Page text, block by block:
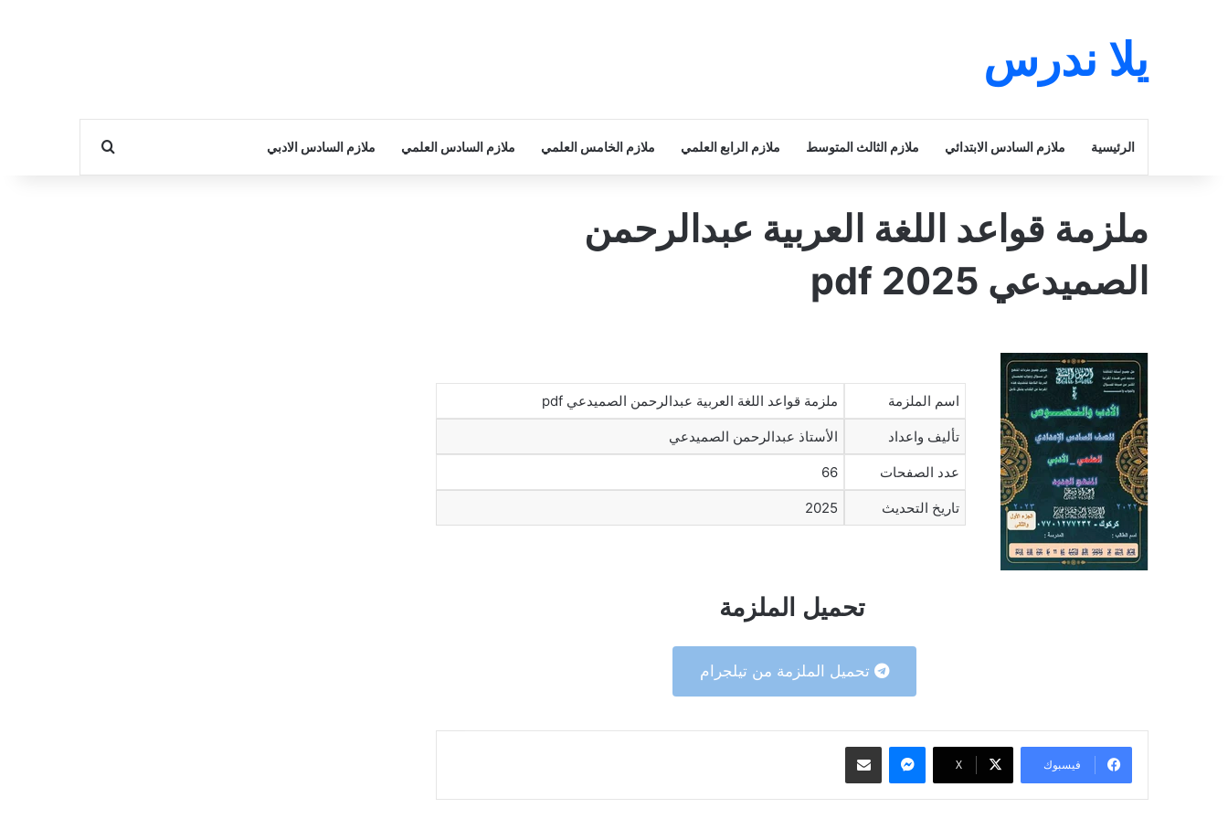
يلا ندرس
الرئيسية ملازم السادس الابتدائي ملازم الثالث المتوسط ملازم الرابع العلمي ملازم الخامس العلمي ملازم السادس العلمي ملازم السادس الادبي بحث عن
ملزمة قواعد اللغة العربية عبدالرحمن
الصميدعي 2025 pdf
اسم الملزمة ملزمة قواعد اللغة العربية عبدالرحمن الصميدعي pdf
تأليف واعداد الأستاذ عبدالرحمن الصميدعي
عدد الصفحات 66
تاريخ التحديث 2025
تحميل الملزمة
تحميل الملزمة من تيلجرام
فيسبوك ‫X
ماسنجر مشاركة عبر البريد